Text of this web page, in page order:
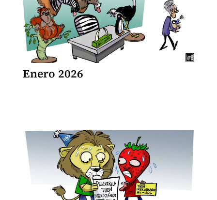
Enero 2026